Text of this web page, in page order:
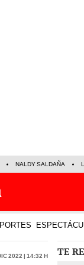
NALDY SALDAÑA
TE